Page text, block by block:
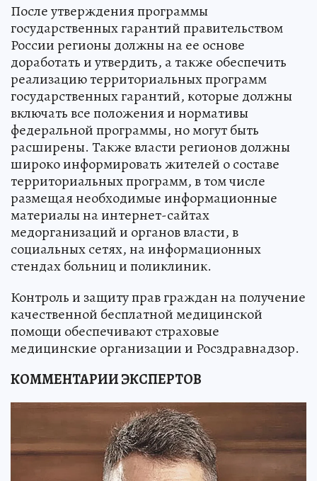
После утверждения программы
государственных гарантий правительством
России регионы должны на ее основе
доработать и утвердить, а также обеспечить
реализацию территориальных программ
государственных гарантий, которые должны
включать все положения и нормативы
федеральной программы, но могут быть
расширены. Также власти регионов должны
широко информировать жителей о составе
территориальных программ, в том числе
размещая необходимые информационные
материалы на интернет-сайтах
медорганизаций и органов власти, в
социальных сетях, на информационных
стендах больниц и поликлиник.
Контроль и защиту прав граждан на получение
качественной бесплатной медицинской
помощи обеспечивают страховые
медицинские организации и Росздравнадзор.
КОММЕНТАРИИ ЭКСПЕРТОВ